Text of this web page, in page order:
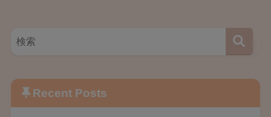
Recent Posts